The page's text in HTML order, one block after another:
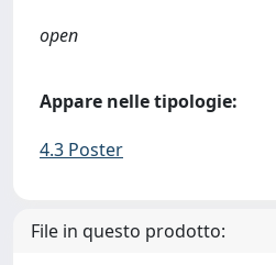
open
Appare nelle tipologie:
4.3 Poster
File in questo prodotto: